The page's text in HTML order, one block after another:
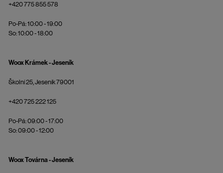
+420 775 855 578
Po-Pá: 10:00 - 19:00
So: 10:00 - 18:00
Woox Krámek - Jeseník
Školní 25, Jeseník 79001
+420 725 222 125
Po-Pá: 09:00 - 17:00
So: 09:00 - 12:00
Woox Továrna - Jeseník